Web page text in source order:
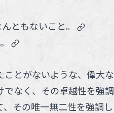
ともないこと。
link
link
ことがないような、偉大な
でなく、その卓越性を強調
その唯一無二性を強調し